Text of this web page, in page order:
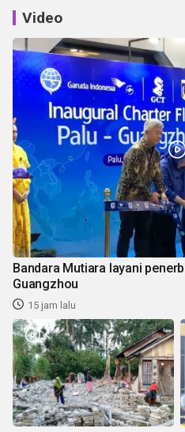
Video
Bandara Mutiara layani
Guangzhou
15 jam lalu